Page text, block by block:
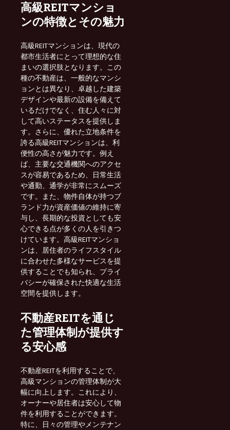
高級REITマンショ
ンの特徴とその魅力
高級REITマンションは、現代の
都市生活者にとって理想的な住
まいの選択肢となります。この
種の不動産は、一般的なマンシ
ョンとは異なり、卓越した建築
デザインや最新の設備を備えて
いるだけでなく、住む人々に対
して高いステータスを提供しま
す。さらに、優れた立地条件を
誇る高級REITマンションは、利
便性の高さが魅力です。例え
ば、主要な交通機関へのアクセ
スが容易であるため、日常生活
や通勤、通学が非常にスムーズ
です。また、物件自体が持つブ
ランド力が資産価値の維持に寄
与し、長期的な投資としても安
心できる点が多くの人を引きつ
けています。高級REITマンショ
ンは、居住者のライフスタイル
に合わせた多様なサービスを提
供することでも知られ、プライ
バシーが確保された快適な生活
空間を提供します。
不動産REITを通じ
た管理体制が提供す
る安心感
不動産REITを利用することで、
高級マンションの管理体制が大
幅に向上します。これにより、
オーナーや居住者は安心して物
件を利用することができます。
特に、日々の管理やメンテナン